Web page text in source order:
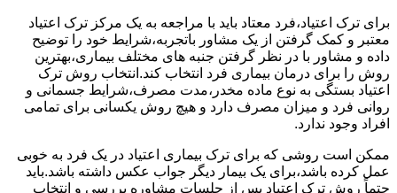
برای ترک اعتیاد،فرد معتاد باید با مراجعه به یک مرکز ترک اعتیاد
معتبر و کمک گرفتن از یک مشاور باتجربه،شرایط خود را توضیح
داده و مشاور با در نظر گرفتن جنبه های مختلف بیماری،بهترین
روش را برای درمان بیماری فرد انتخاب کند.انتخاب روش ترک
اعتیاد بستگی به نوع ماده مخدر،مدت مصرف،شرایط جسمانی و
روانی فرد و میزان مصرف دارد و هیچ روش یکسانی برای تمامی
افراد وجود ندارد.
ممکن است روشی که برای ترک بیماری اعتیاد در یک فرد به خوبی
عمل کرده باشد،برای یک بیمار دیگر جواب عکس داشته باشد.باید
حتماً روش ترک اعتیاد پس از جلسات مشاوره بررسی و انتخاب